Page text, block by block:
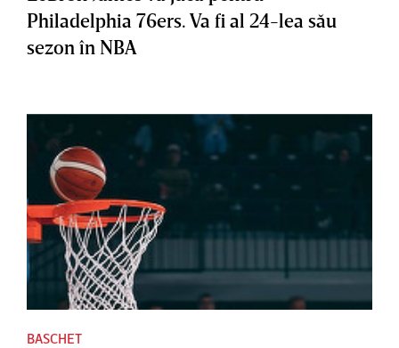
Philadelphia 76ers. Va fi al 24-lea său
sezon în NBA
BASCHET